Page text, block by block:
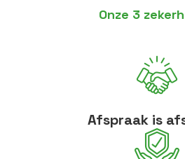
Onze 3
Afspraak is